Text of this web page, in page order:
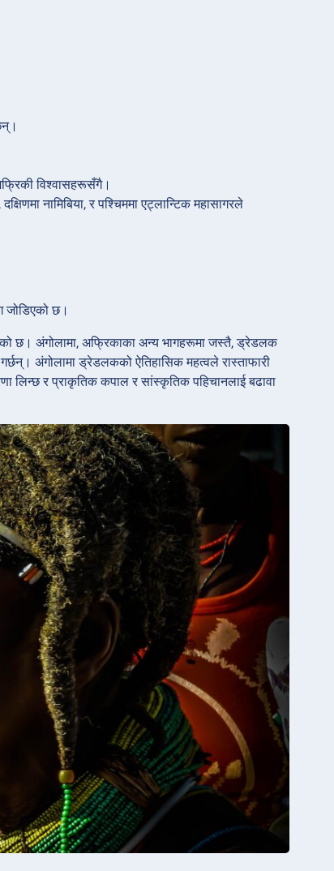
विश्वासहरूसँगै।
नामिबिया, र पश्चिममा एट्लान्टिक महासागरले
जोडिएको छ।
छ। अंगोलामा, अफ्रिकाका अन्य भागहरूमा जस्तै, ड्रेडलक
अंगोलामा ड्रेडलकको ऐतिहासिक महत्वले रास्ताफारी
लिन्छ र प्राकृतिक कपाल र सांस्कृतिक पहिचानलाई बढावा